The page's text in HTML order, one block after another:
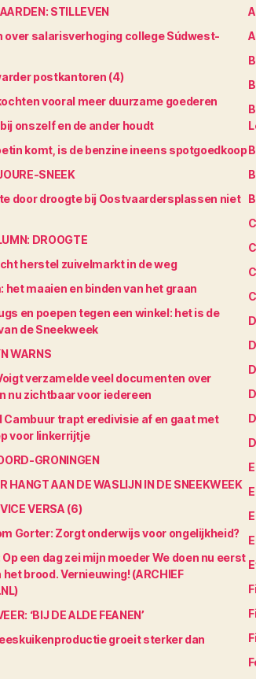
STILLEVEN
over salarisverhoging college Súdwest-
postkantoren (4)
vooral meer duurzame goederen
onszelf en de ander houdt
komt, is de benzine ineens spotgoedkoop
SNEEK
door droogte bij Oostvaardersplassen niet
DROOGTE
herstel zuivelmarkt in de weg
het maaien en binden van het graan
en poepen tegen een winkel: het is de
de Sneekweek
WARNS
verzamelde veel documenten over
nu zichtbaar voor iedereen
Cambuur trapt eredivisie af en gaat met
voor linkerrijtje
GRONINGEN
HANGT AAN DE WASLIJN IN DE SNEEKWEEK
VERSA (6)
Gorter: Zorgt onderwijs voor ongelijkheid?
een dag zei mijn moeder We doen nu eerst
het brood. Vernieuwing! (ARCHIEF
‘BIJ DE ALDE FEANEN’
groeit sterker dan